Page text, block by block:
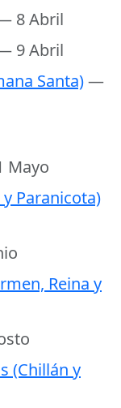
8 Abril
9 Abril
Santa)—
Mayo
Paranicota)
Reina y
(Chillán y